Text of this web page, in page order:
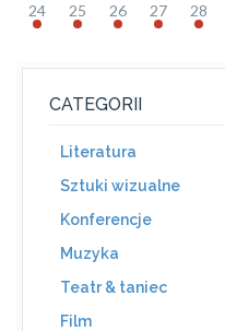
24 25 26 27 28
CATEGORII
Literatura
Sztuki wizualne
Konferencje
Muzyka
Teatr & taniec
Film